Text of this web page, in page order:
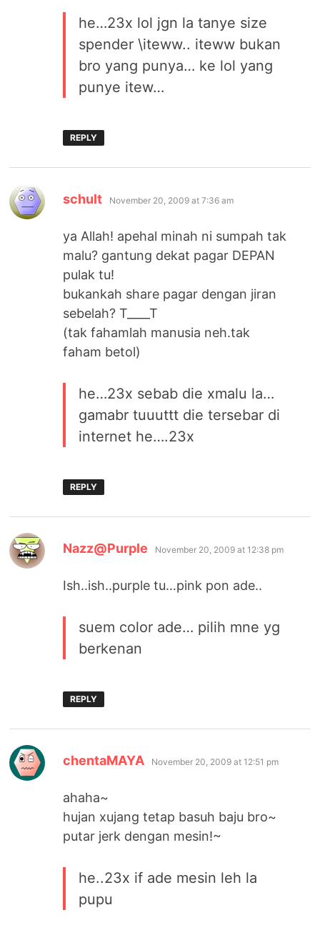
he…23x lol jgn la tanye size
spender \iteww.. iteww bukan
bro yang punya… ke lol yang
punye itew…
REPLY
schult says:
November 20, 2009 at 7:36 am
ya Allah! apehal minah ni sumpah tak
malu? gantung dekat pagar DEPAN
pulak tu!
bukankah share pagar dengan jiran
sebelah? T____T
(tak fahamlah manusia neh.tak
faham betol)
he…23x sebab die xmalu la…
gamabr tuuuttt die tersebar di
internet he….23x
REPLY
Nazz@Purple says:
November 20, 2009 at 12:38 pm
Ish..ish..purple tu…pink pon ade..
suem color ade… pilih mne yg
berkenan
REPLY
chentaMAYA says:
November 20, 2009 at 12:51 pm
ahaha~
hujan xujang tetap basuh baju bro~
putar jerk dengan mesin!~
he..23x if ade mesin leh la
pupu